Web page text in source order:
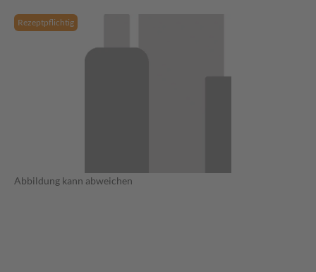
Rezeptpflichtig
Abbildung kann abweichen